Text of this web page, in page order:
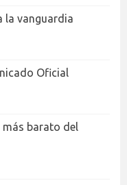
la vanguardia
Oficial
más barato del